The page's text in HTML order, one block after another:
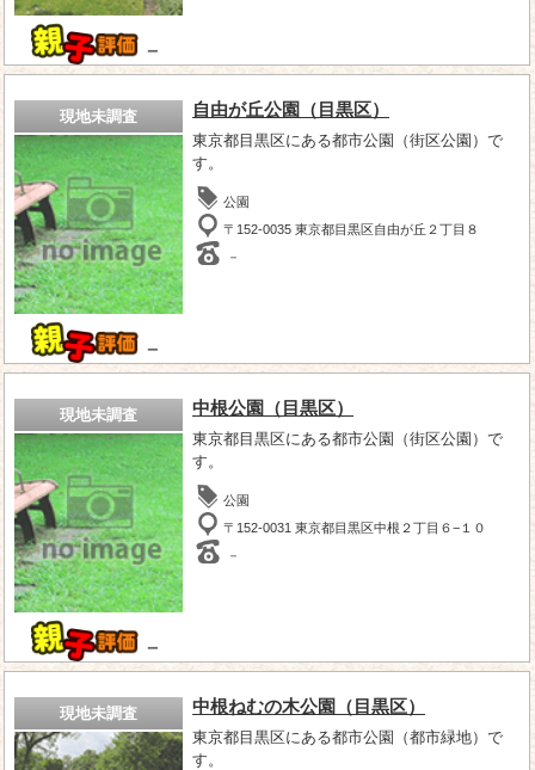
－
現地未調査
－
自由が丘公園（目黒区）
東京都目黒区にある都市公園（街区公園）で
す。
公園
〒152-0035 東京都目黒区自由が丘２丁目８
－
現地未調査
－
中根公園（目黒区）
東京都目黒区にある都市公園（街区公園）で
す。
公園
〒152-0031 東京都目黒区中根２丁目６−１０
－
現地未調査 中根ねむの木公園（目黒区）
東京都目黒区にある都市公園（都市緑地）で
す。